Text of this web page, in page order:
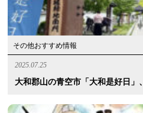
その他おすすめ情報
2025.07.25
大和郡山の青空市「大和是好日」